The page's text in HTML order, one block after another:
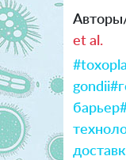
et al.
gondii
барьер